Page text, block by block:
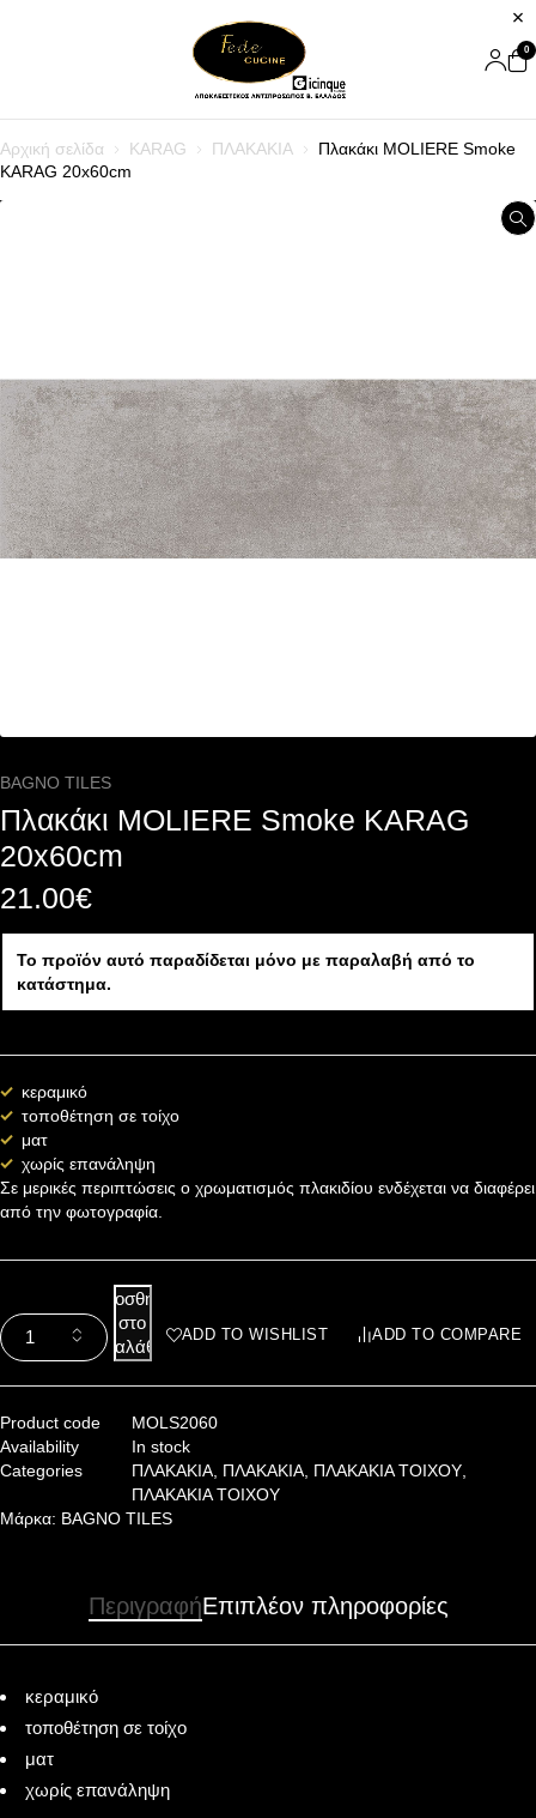
0
Αρχική σελίδα KARAG ΠΛΑΚΑΚΙΑ
Πλακάκι MOLIERE Smoke
KARAG 20x60cm
BAGNO TILES
Πλακάκι MOLIERE Smoke KARAG
20x60cm
21.00€
Το προϊόν αυτό παραδίδεται μόνο με παραλαβή από το
κατάστημα.
κεραμικό
τοποθέτηση σε τοίχο
ματ
χωρίς επανάληψη
Σε μερικές περιπτώσεις ο χρωματισμός πλακιδίου ενδέχεται να διαφέρει
από την φωτογραφία.
Προσθήκη
στο
καλάθι
ADD TO WISHLIST ADD TO COMPARE
Product code
MOLS2060
Availability
In stock
Categories
ΠΛΑΚΑΚΙΑ, ΠΛΑΚΑΚΙΑ, ΠΛΑΚΑΚΙΑ ΤΟΙΧΟΥ,
ΠΛΑΚΑΚΙΑ ΤΟΙΧΟΥ
Μάρκα: BAGNO TILES
ΠεριγραφήΕπιπλέον πληροφορίες
κεραμικό
τοποθέτηση σε τοίχο
ματ
χωρίς επανάληψη